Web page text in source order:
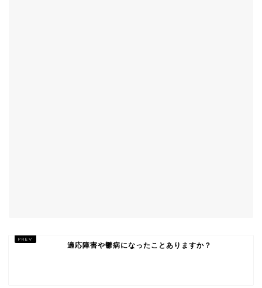
適応障害や鬱病になったことありますか？